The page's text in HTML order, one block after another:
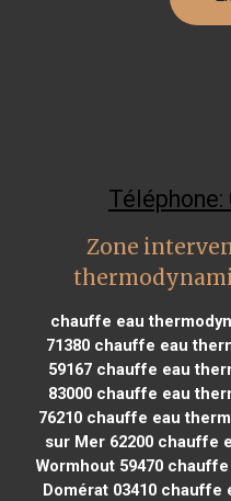
Téléphone:
Zone
chauffe eau
71380chauffe eau
59167 chauffe eau
83000 chauffe eau
76210 chauffe eau
sur Mer 62200 chauffe
Wormhout 59470chauffe
Domérat 03410chauffe